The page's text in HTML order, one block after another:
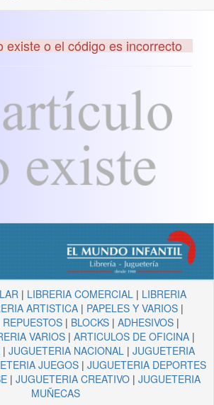
existe o el código es incorrecto
| LIBRERIA COMERCIAL | LIBRERIA
ARTISTICA | PAPELES Y VARIOS |
REPUESTOS| BLOCKS| ADHESIVOS|
VARIOS| ARTICULOS DE OFICINA|
| JUGUETERIA NACIONAL | JUGUETERIA
JUEGOS| JUGUETERIA DEPORTES
| JUGUETERIA CREATIVO| JUGUETERIA
MUÑECAS